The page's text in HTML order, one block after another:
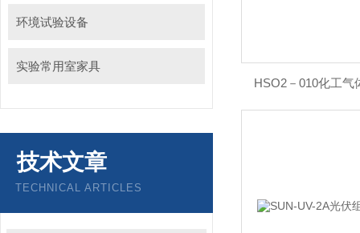
环境试验设备
实验常用室家具
技术文章
TECHNICAL ARTICLES
HSO2－010化工气